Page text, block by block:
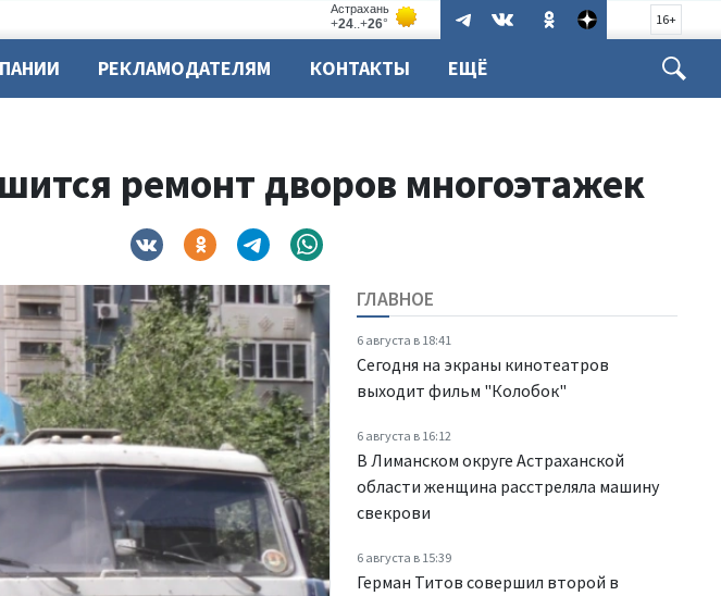
16+
РЕКЛАМОДАТЕЛЯМ КОНТАКТЫ ЕЩЁ
ремонт дворов многоэтажек
ГЛАВНОЕ
6 августа в 18:41
Сегодня на экраны кинотеатров
выходит фильм "Колобок"
6 августа в 16:12
В Лиманском округе Астраханской
области женщина расстреляла машину
свекрови
6 августа в 15:39
Герман Титов совершил второй в